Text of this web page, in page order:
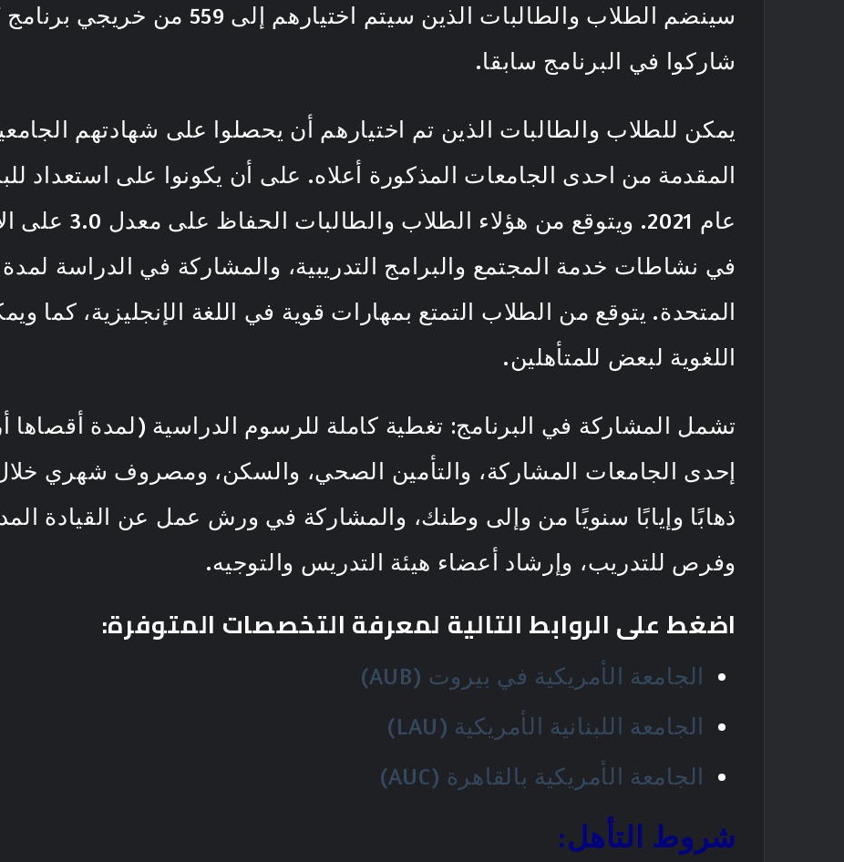
سينضم الطلاب والطالبات الذين سيتم
شاركوا في البرنامج سابقا.
يمكن للطلاب والطالبات الذين تم اختيارهم أن يحصلوا على شهادتهم
المقدمة من احدى الجامعات المذكورة أعلاه. على أن يكونوا على استعداد
عام 2021. ويتوقع
في نشاطات خدمة المجتمع والبرامج التدريبية، والمشاركة في الدراسة
المتحدة. يتوقع من الطلاب التمتع بمهارات قوية في اللغة الإنجليزية، كما
اللغوية لبعض للمتأهلين.
تشمل المشاركة في البرنامج: تغطية كاملة للرسوم الدراسية (لمدة أقصاها
إحدى الجامعات المشاركة، والتأمين الصحي، والسكن، ومصروف شهري خلال
ذهابًا وإيابًا سنويًا من وإلى وطنك، والمشاركة في ورش عمل عن القيادة
وفرص للتدريب، وإرشاد أعضاء هيئة التدريس والتوجيه.
اضغط على الروابط التالية لمعرفة التخصصات المتوفرة:
الجامعة الأمريكية في بيروت (AUB)
الجامعة اللبنانية الأمريكية (LAU)
الجامعة الأمريكية بالقاهرة (AUC)
شروط التأهل: